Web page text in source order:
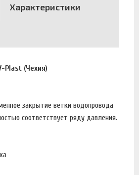
Характеристики
Plast (Чехия)
закрытие ветки водопровода
соответствует ряду давления.